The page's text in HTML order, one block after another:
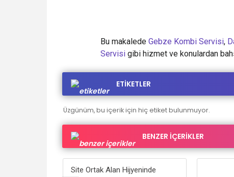
Bu makalede Gebze Kombi Servisi,
Servisi gibi hizmet ve konulardan
ETİKETLER
Üzgünüm, bu içerik için hiç etiket bulunmuyor.
BENZER İÇERİKLER
Site Ortak Alan Hijyeninde